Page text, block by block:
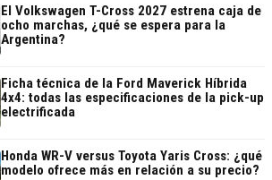
El Volkswagen T-Cross 2027 estrena caja de
ocho marchas, ¿qué se espera para la
Argentina?
Ficha técnica de la Ford Maverick Híbrida
4x4: todas las especificaciones de la pick-up
electrificada
Honda WR-V versus Toyota Yaris Cross: ¿qué
modelo ofrece más en relación a su precio?